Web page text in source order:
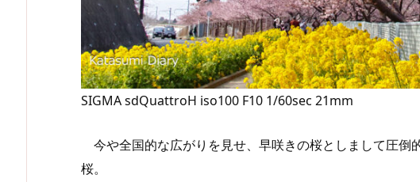
SIGMA sdQuattroH iso100 F10 1/60sec 21mm
今や全国的な広がりを見せ、早咲きの桜としまして圧倒
桜。